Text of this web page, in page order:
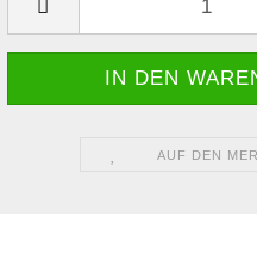
AUF DEN